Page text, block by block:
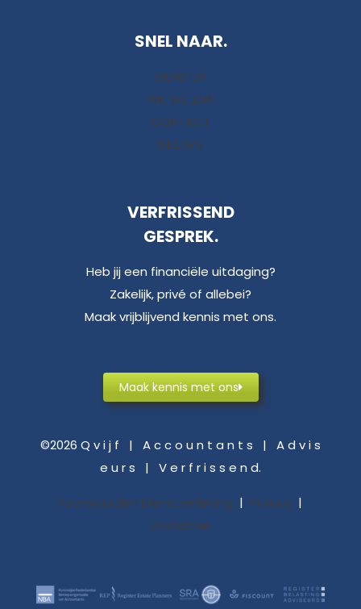
SNEL NAAR.
DIENSTEN
WIE WE ZIJN
CONTACT
NIEUWS
VERFRISSEND
GESPREK.
Heb jij een financiële uitdaging?
Zakelijk, privé of allebei?
Maak vrijblijvend kennis met ons.
Maak kennis met ons
©2026 Q v i j f | A c c o u n t a n t s | A d v i s
e u r s | V e r f r i s s e n d.
Voorwaarden Dienstverlening | Privacy|
Disclaimer